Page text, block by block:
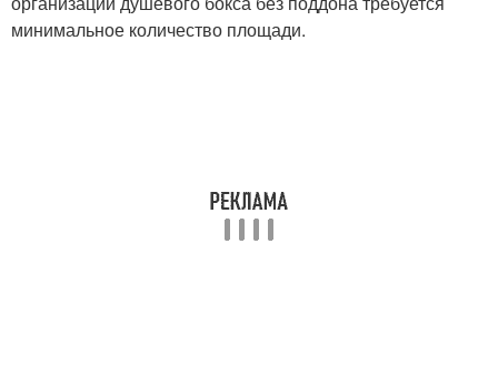
минимальное количество площади.